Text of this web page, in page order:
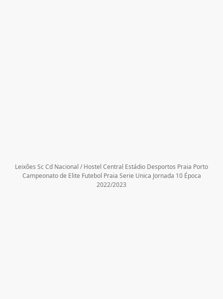
Leixões Sc Cd Nacional / Hostel Central Estádio Desportos Praia Porto
Campeonato de Elite Futebol Praia Serie Unica Jornada 10 Época
2022/2023